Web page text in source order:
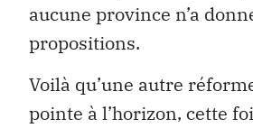
aucune province n’a
propositions.
Voilà qu’une autre
pointe à l’horizon, cette